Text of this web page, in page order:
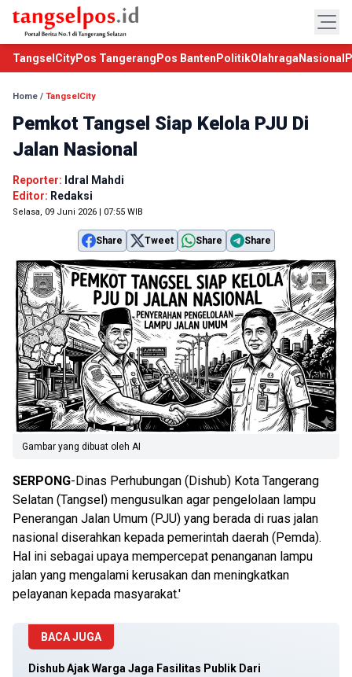
TangselCityPos Tangerang Pos Banten PolitikOlahraga Nasional
Home / TangselCity
Pemkot Tangsel Siap Kelola PJU Di
Jalan Nasional
Reporter: Idral Mahdi
Editor: Redaksi
Selasa, 09 Juni 2026 | 07:55 WIB
Share Tweet Share Share
Gambar yang dibuat oleh AI
SERPONG-Dinas Perhubungan (Dishub) Kota Tangerang
Selatan (Tangsel) mengusulkan agar pengelolaan lampu
Penerangan Jalan Umum (PJU) yang berada di ruas jalan
nasional diserahkan kepada pemerintah daerah (Pemda).
Hal ini sebagai upaya mempercepat penanganan lampu
jalan yang mengalami kerusakan dan meningkatkan
pelayanan kepada masyarakat.'
BACA JUGA
Dishub Ajak Warga Jaga Fasilitas Publik Dari